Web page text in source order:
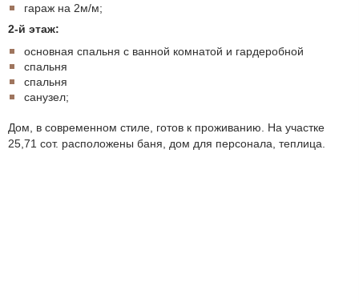
гараж на 2м/м;
2-й этаж:
основная спальня с ванной комнатой и гардeробной
спальня
спальня
санузел;
Дом, в современном стиле, готов к проживанию. На участке
25,71 сот. расположены баня, дом для персонала, теплица.